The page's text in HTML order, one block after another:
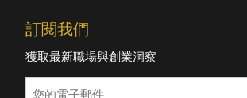
訂閱我們
獲取最新職場與創業洞察